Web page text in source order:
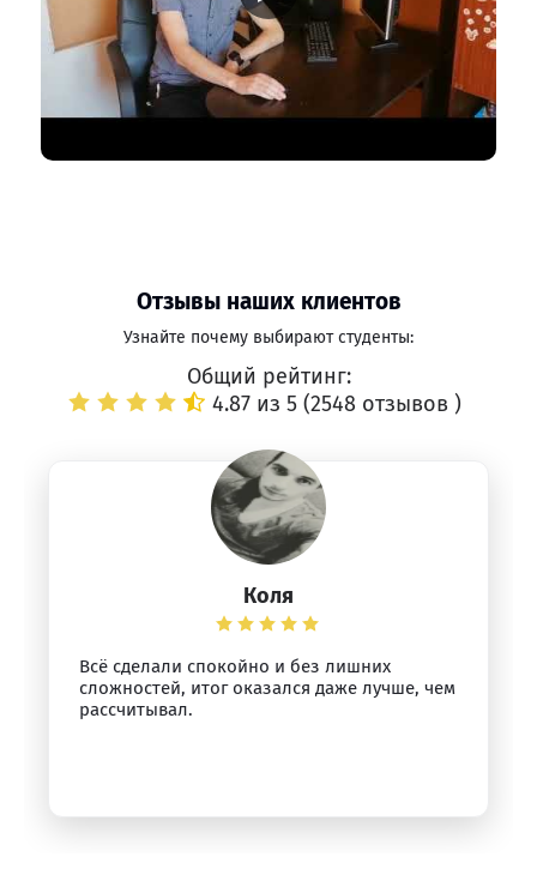
Отзывы наших клиентов
Узнайте почему выбирают студенты:
Общий рейтинг:
4.87 из 5 (2548 отзывов )
Коля
Всё сделали спокойно и без лишних
сложностей, итог оказался даже лучше, чем
рассчитывал.